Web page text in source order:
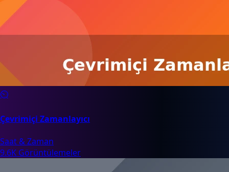
⏲️
Çevrimiçi Zamanlayıcı
Saat & Zaman
9.6K Görüntülemeler